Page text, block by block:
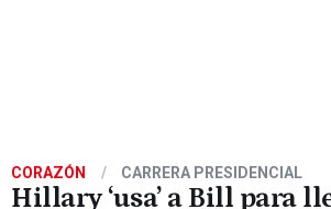
CORAZÓN CARRERA PRESIDENCIAL
Hillary ‘usa’ a Bill para